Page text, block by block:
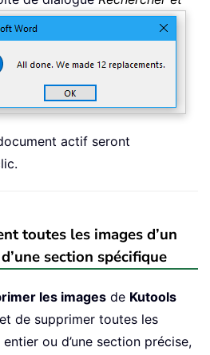
actif seront
toutes les images d’un
section spécifique
les images de Kutools
de supprimer toutes les
ou d’une section précise,